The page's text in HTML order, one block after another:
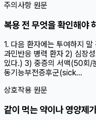
주의사항 원문
복용 전 무엇을 확인해야
1. 다음 환자에는 투여하지
과민반응 병력 환자 2) 심장
있다.) 3) 중증의 서맥(50회/
동기능부전증후군(sick...
상호작용 원문
같이 먹는 약이나 영양제